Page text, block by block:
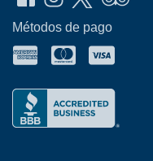
Métodos de pago